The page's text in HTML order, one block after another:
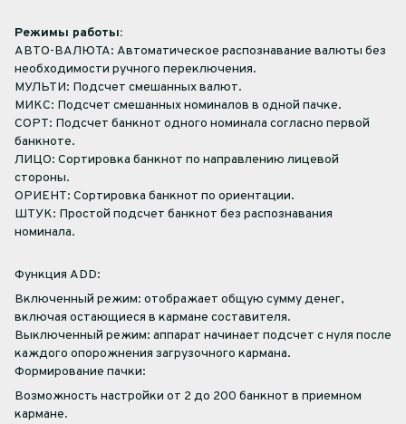
Режимы работы:
АВТО-ВАЛЮТА: Автоматическое распознавание валюты без
необходимости ручного переключения.
МУЛЬТИ: Подсчет смешанных валют.
МИКС: Подсчет смешанных номиналов в одной пачке.
СОРТ: Подсчет банкнот одного номинала согласно первой
банкноте.
ЛИЦО: Сортировка банкнот по направлению лицевой
стороны.
ОРИЕНТ: Сортировка банкнот по ориентации.
ШТУК: Простой подсчет банкнот без распознавания
номинала.
Функция ADD:
Включенный режим: отображает общую сумму денег,
включая остающиеся в кармане составителя.
Выключенный режим: аппарат начинает подсчет с нуля после
каждого опорожнения загрузочного кармана.
Формирование пачки:
Возможность настройки от 2 до 200 банкнот в приемном
кармане.